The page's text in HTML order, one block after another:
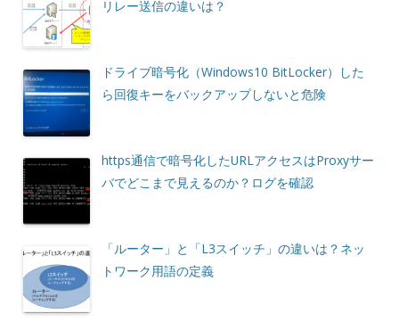
リレー送信の違いは？
ドライブ暗号化（Windows10 BitLocker）した
ら回復キーをバックアップしないと危険
https通信で暗号化したURLアクセスはProxyサー
バでどこまで見えるのか？ログを確認
「ルーター」と「L3スイッチ」の違いは？ネッ
トワーク用語の定義